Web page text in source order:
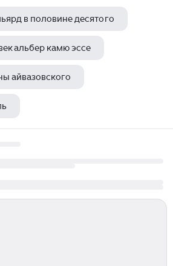
в половине десятого
альбер камю эссе
айвазовского